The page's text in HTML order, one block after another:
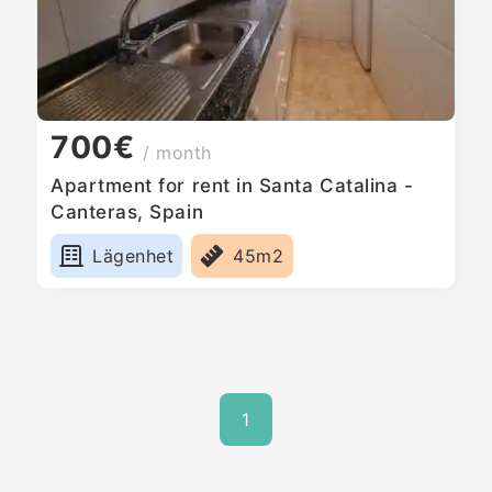
700€ / month
Apartment for rent in Santa Catalina -
Canteras, Spain
Lägenhet
45m2
1